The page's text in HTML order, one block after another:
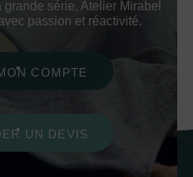
série, Atelier Mirabel
passion et réactivité.
COMPTE
UN DEVIS